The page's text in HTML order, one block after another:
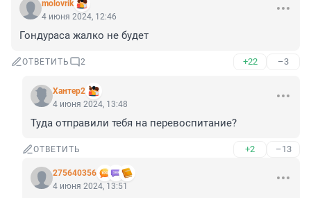
molovrik
4 июня 2024, 12:46
Гондураса жалко не будет
ОТВЕТИТЬ 2 +22 –3
Хантер2
4 июня 2024, 13:48
Туда отправили тебя на перевоспитание?
ОТВЕТИТЬ +2 –13
275640356
4 июня 2024, 13:51